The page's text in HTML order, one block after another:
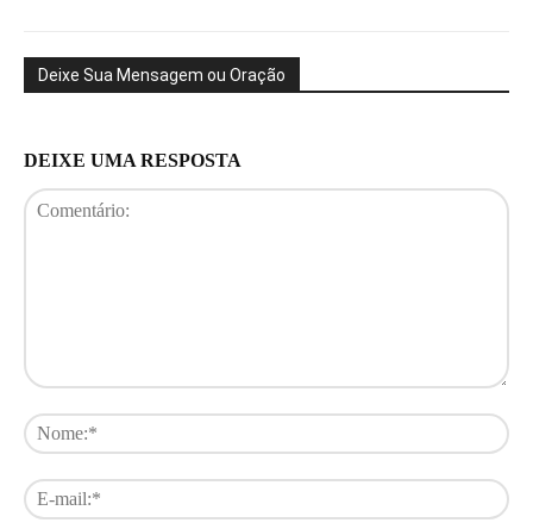
Deixe Sua Mensagem ou Oração
DEIXE UMA RESPOSTA